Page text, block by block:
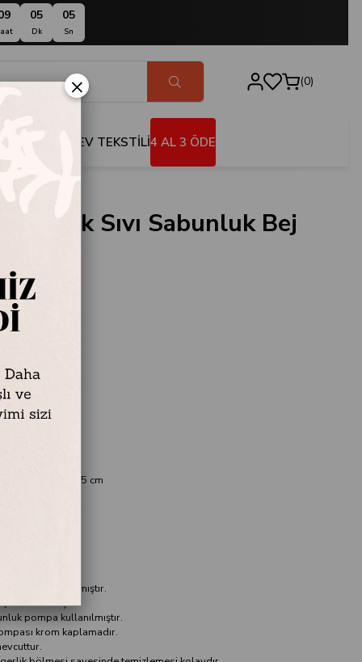
05
Dk
04
Sn
0
EV TEKSTİLİ4 AL 3 ÖDE
Mutfak Sıvı Sabunluk Bej
Sabunluk Bej
cm Yükseklik 15,5 cm
kullanılmıştır.
kullanılmıştır.
pompa kullanılmıştır.
krom kaplamadır.
×